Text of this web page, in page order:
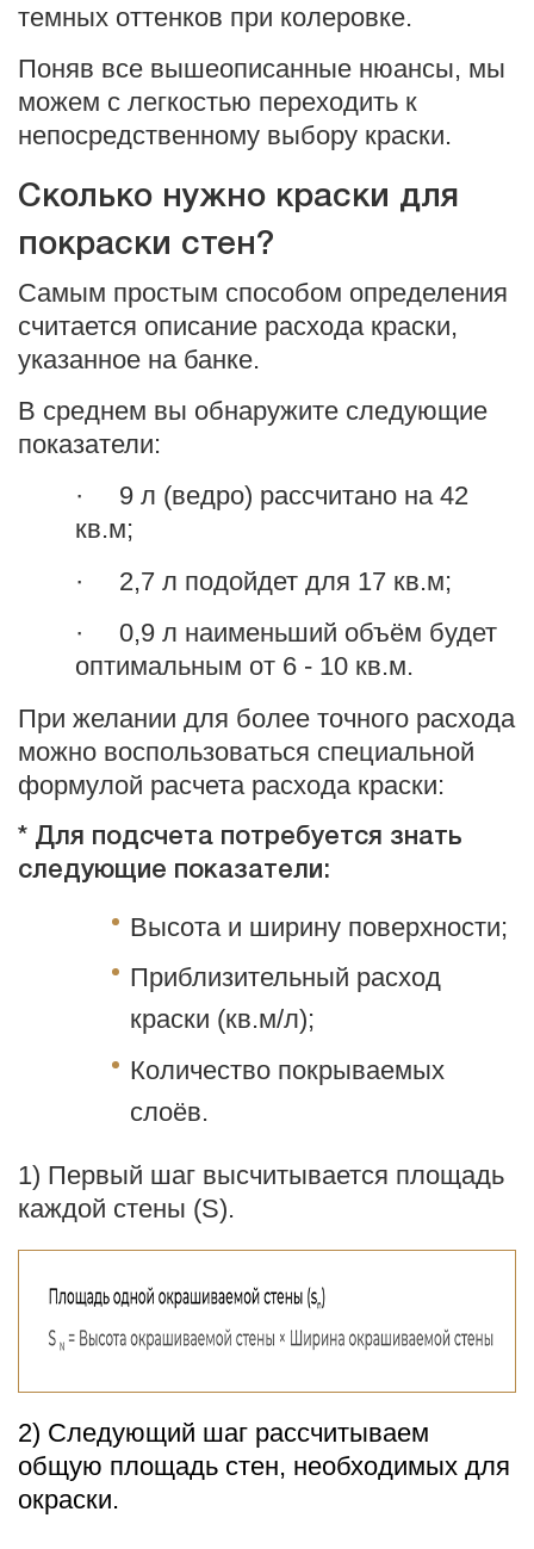
темных оттенков при колеровке.
Поняв все вышеописанные нюансы, мы
можем с легкостью переходить к
непосредственному выбору краски.
Сколько нужно краски для
покраски стен?
Самым простым способом определения
считается описание расхода краски,
указанное на банке.
В среднем вы обнаружите следующие
показатели:
· 9 л (ведро) рассчитано на 42
кв.м;
· 2,7 л подойдет для 17 кв.м;
· 0,9 л наименьший объём будет
оптимальным от 6 - 10 кв.м.
При желании для более точного расхода
можно воспользоваться специальной
формулой расчета расхода краски:
* Для подсчета потребуется знать
следующие показатели:
Высота и ширину поверхности;
Приблизительный расход
краски (кв.м/л);
Количество покрываемых
слоёв.
1) Первый шаг высчитывается площадь
каждой стены (S).
2) Следующий шаг рассчитываем
общую площадь стен, необходимых для
окраски.